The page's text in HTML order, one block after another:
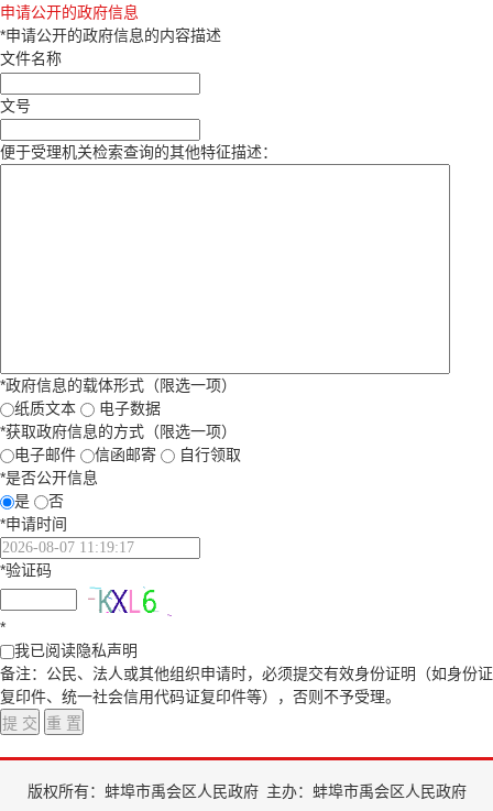
申请公开的政府信息
*申请公开的政府信息的内容描述
文件名称
文号
便于受理机关检索查询的其他特征描述：
*政府信息的载体形式（限选一项）
纸质文本
电子数据
*获取政府信息的方式（限选一项）
电子邮件
信函邮寄
自行领取
*是否公开信息
是
否
*申请时间
*验证码
*
我已阅读隐私声明
备注：公民、法人或其他组织申请时，必须提交有效身份证明（如身份证
复印件、统一社会信用代码证复印件等），否则不予受理。
版权所有：蚌埠市禹会区人民政府 主办：蚌埠市禹会区人民政府